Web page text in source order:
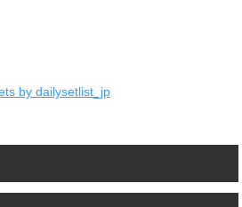
by dailysetlist_jp